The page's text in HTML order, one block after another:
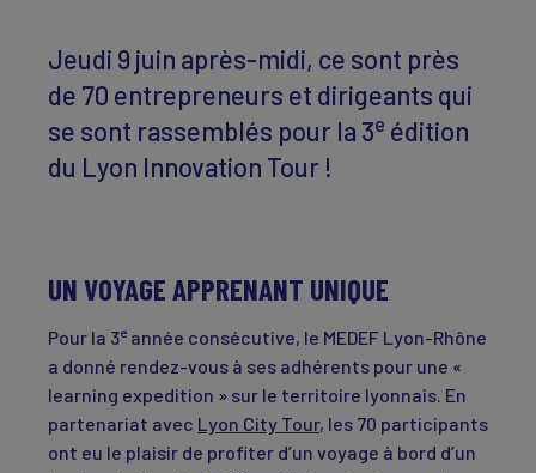
Jeudi 9 juin après-midi, ce sont près
de 70 entrepreneurs et dirigeants qui
se sont rassemblés pour la 3e édition
du Lyon Innovation Tour !
UN VOYAGE APPRENANT UNIQUE
Pour la 3e année consécutive, le MEDEF Lyon-Rhône
a donné rendez-vous à ses adhérents pour une «
learning expedition » sur le territoire lyonnais. En
partenariat avec Lyon City Tour, les 70 participants
ont eu le plaisir de profiter d’un voyage à bord d’un